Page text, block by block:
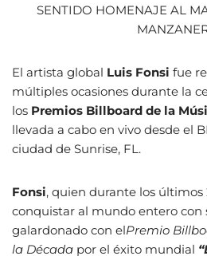
SENTIDO HOMENAJE AL
El artista global Luis Fonsi fue
múltiples ocasiones durante la
los Premios Billboard de la
llevada a cabo en vivo desde el
ciudad de Sunrise, FL.
Fonsi, quien durante los últimos
conquistar al mundo entero con
galardonado con elPremio
la Década por el éxito mundial